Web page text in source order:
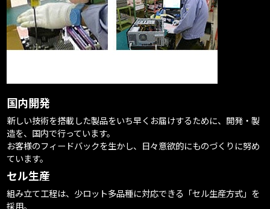
国内開発
新しい技術を搭載した製品をいち早くお届けするために、開発・製
造を、国内で行っています。
お客様のフィードバックを生かし、日々意欲的にものづくりに努め
ています。
セル生産
組み立て工程は、少ロット多品種に対応できる「セル生産方式」を
採用。